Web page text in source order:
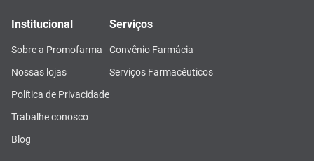
Institucional
Sobre a Promofarma
Nossas lojas
Política de Privacidade
Trabalhe conosco
Blog
Serviços
Convênio Farmácia
Serviços Farmacêuticos